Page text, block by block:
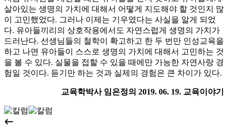
살아있는 생명의 가치에 대해서 어떻게 지도해야 할 것인지 많
이 고민했었다. 그러나 이제는 기우였다는 사실을 알게 되었
다. 유아들끼리의 상호작용에서도 자연스럽게 생명의 가치가
드러난다. 선생님들의 철학이 확고하고 한 두 번만 인성교육을
하고 나면 유아들이 스스로 생명의 가치에 대해서 고민하는 것
을 볼 수 있다. 실물을 접할 수 있을 때에만 가능한 자연사랑 경
험일 것이다. 듣기만 하는 것과 실제의 경험은 큰 차이가 있다.
교육학박사 임은정의 2019. 06. 19. 교육이야기